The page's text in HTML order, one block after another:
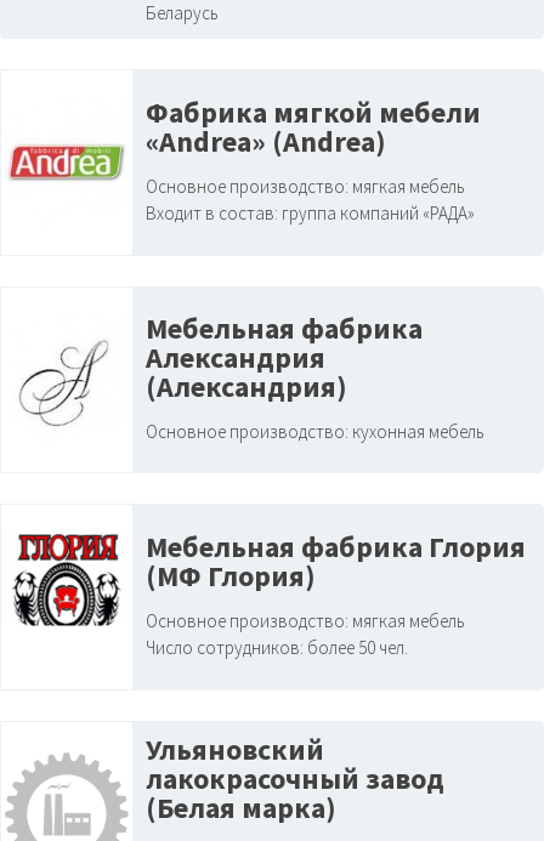
Беларусь
Фабрика мягкой мебели
«Andrea» (Andrea)
Основное производство: мягкая мебель
Входит в состав: группа компаний «РАДА»
Мебельная фабрика
Александрия
(Александрия)
Основное производство: кухонная мебель
Мебельная фабрика Глория
(МФ Глория)
Основное производство: мягкая мебель
Число сотрудников: более 50 чел.
Ульяновский
лакокрасочный завод
(Белая марка)